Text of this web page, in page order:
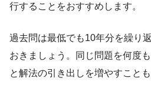
行することをおすすめします。
過去問は最低でも10年分を繰り
おきましょう。同じ問題を何度
と解法の引き出しを増やすこと